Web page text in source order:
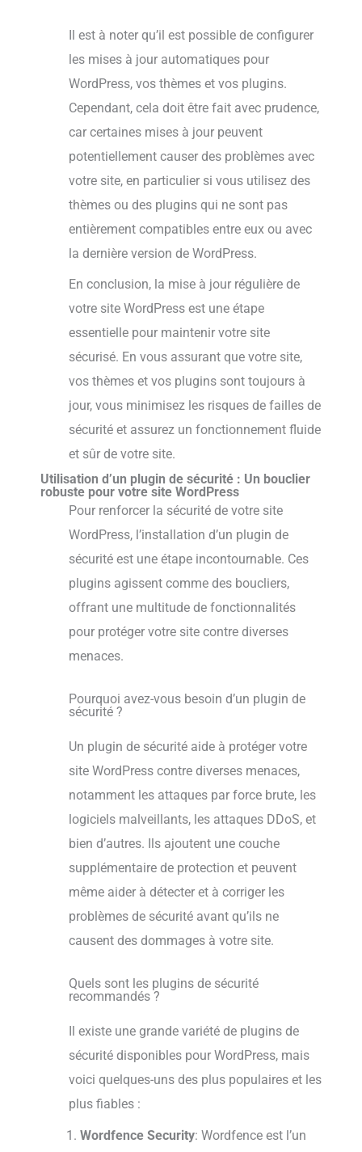
Il est à noter qu’il est possible de configurer
les mises à jour automatiques pour
WordPress, vos thèmes et vos plugins.
Cependant, cela doit être fait avec prudence,
car certaines mises à jour peuvent
potentiellement causer des problèmes avec
votre site, en particulier si vous utilisez des
thèmes ou des plugins qui ne sont pas
entièrement compatibles entre eux ou avec
la dernière version de WordPress.
En conclusion, la mise à jour régulière de
votre site WordPress est une étape
essentielle pour maintenir votre site
sécurisé. En vous assurant que votre site,
vos thèmes et vos plugins sont toujours à
jour, vous minimisez les risques de failles de
sécurité et assurez un fonctionnement fluide
et sûr de votre site.
Utilisation d’un plugin de sécurité : Un bouclier
robuste pour votre site WordPress
Pour renforcer la sécurité de votre site
WordPress, l’installation d’un plugin de
sécurité est une étape incontournable. Ces
plugins agissent comme des boucliers,
offrant une multitude de fonctionnalités
pour protéger votre site contre diverses
menaces.
Pourquoi avez-vous besoin d’un plugin de
sécurité ?
Un plugin de sécurité aide à protéger votre
site WordPress contre diverses menaces,
notamment les attaques par force brute, les
logiciels malveillants, les attaques DDoS, et
bien d’autres. Ils ajoutent une couche
supplémentaire de protection et peuvent
même aider à détecter et à corriger les
problèmes de sécurité avant qu’ils ne
causent des dommages à votre site.
Quels sont les plugins de sécurité
recommandés ?
Il existe une grande variété de plugins de
sécurité disponibles pour WordPress, mais
voici quelques-uns des plus populaires et les
plus fiables :
Wordfence Security: Wordfence est l’un